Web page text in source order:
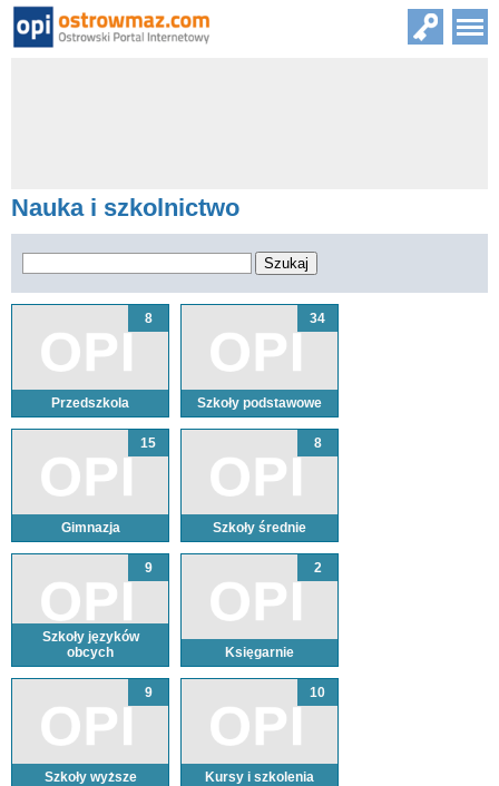
Nauka i szkolnictwo
Przedszkola
8
Szkoły podstawowe
34
Gimnazja
15
Szkoły średnie
8
Szkoły języków
obcych
9
Księgarnie
2
Szkoły wyższe
9
Kursy i szkolenia
10